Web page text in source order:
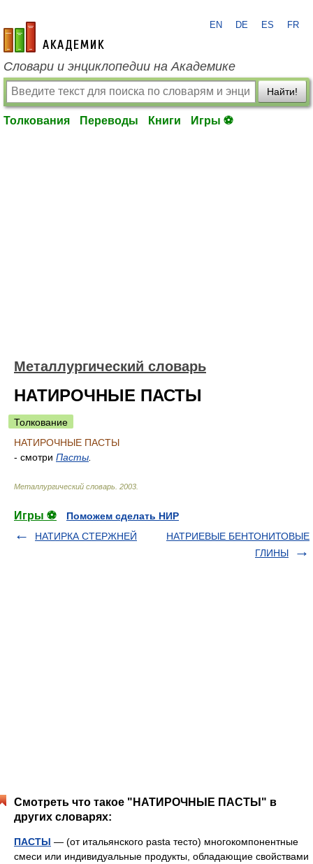
academic.ru
EN DE ES FR
Словари и энциклопедии на Академике
Найти!
Толкования Переводы Книги Игры ⚽
Металлургический словарь
НАТИРОЧНЫЕ ПАСТЫ
Толкование
НАТИРОЧНЫЕ ПАСТЫ
- смотри Пасты
Металлургический словарь 2003
Игры ⚽
Поможем сделать НИР
НАТИРКА СТЕРЖНЕЙ
НАТРИЕВЫЕ БЕНТОНИТОВЫЕ
ГЛИНЫ
Смотреть что такое "НАТИРОЧНЫЕ ПАСТЫ" в
других словарях:
ПАСТЫ — (от итальянского pasta тесто) многокомпонентные
смеси или индивидуальные продукты, обладающие свойствами